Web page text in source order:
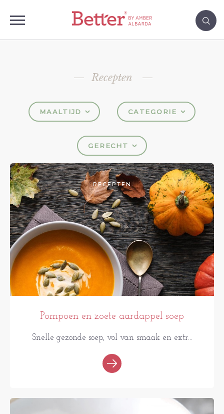
Recepten
MAALTIJD CATEGORIE
GERECHT
RECEPTEN
Pompoen en zoete aardappel soep
Snelle gezonde soep, vol van smaak en extr...